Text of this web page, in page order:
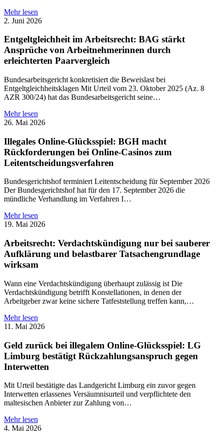
Mehr lesen
2. Juni 2026
Entgeltgleichheit im Arbeitsrecht: BAG stärkt
Ansprüche von Arbeitnehmerinnen durch
erleichterten Paarvergleich
Bundesarbeitsgericht konkretisiert die Beweislast bei
Entgeltgleichheitsklagen Mit Urteil vom 23. Oktober 2025 (Az. 8
AZR 300/24) hat das Bundesarbeitsgericht seine…
Mehr lesen
26. Mai 2026
Illegales Online-Glücksspiel: BGH macht
Rückforderungen bei Online-Casinos zum
Leitentscheidungsverfahren
Bundesgerichtshof terminiert Leitentscheidung für September 2026
Der Bundesgerichtshof hat für den 17. September 2026 die
mündliche Verhandlung im Verfahren I…
Mehr lesen
19. Mai 2026
Arbeitsrecht: Verdachtskündigung nur bei sauberer
Aufklärung und belastbarer Tatsachengrundlage
wirksam
Wann eine Verdachtskündigung überhaupt zulässig ist Die
Verdachtskündigung betrifft Konstellationen, in denen der
Arbeitgeber zwar keine sichere Tatfeststellung treffen kann,…
Mehr lesen
11. Mai 2026
Geld zurück bei illegalem Online-Glücksspiel: LG
Limburg bestätigt Rückzahlungsanspruch gegen
Interwetten
Mit Urteil bestätigte das Landgericht Limburg ein zuvor gegen
Interwetten erlassenes Versäumnisurteil und verpflichtete den
maltesischen Anbieter zur Zahlung von…
Mehr lesen
4. Mai 2026